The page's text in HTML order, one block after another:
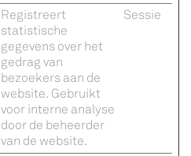
Registreert
statistische
gegevens over het
gedrag van
bezoekers aan de
website. Gebruikt
voor interne analyse
door de beheerder
van de website.
Sessie